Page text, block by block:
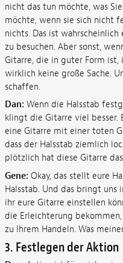
nicht das tun möchte, was
möchte, wenn sie sich nicht
nichts. Das ist
zu besuchen. Aber sonst,
Gitarre, die in guter Form ist,
wirklich keine große Sache.
schaffen.
Dan: Wenn die Halsstab
klingt die Gitarre viel besser.
eine Gitarre mit einer toten
dass der Halsstab ziemlich
plötzlich hat diese Gitarre
Gene: Okay, das stellt eure
Halsstab. Und das bringt uns
ihr eure Gitarre einstellen
die Erleichterung
zu Ihrem Handeln. Was
3. Festlegen der Aktion